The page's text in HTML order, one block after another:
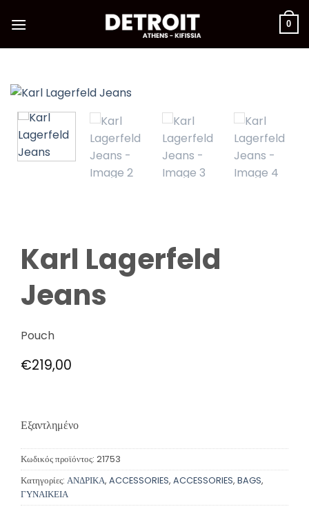
στο
0
Karl Lagerfeld
Jeans
Pouch
€219,00
Εξαντλημένο
Κωδικός προϊόντος: 21753
Κατηγορίες: ΑΝΔΡΙΚΑ, ACCESSORIES, ACCESSORIES, BAGS,
ΓΥΝΑΙΚΕΙΑ